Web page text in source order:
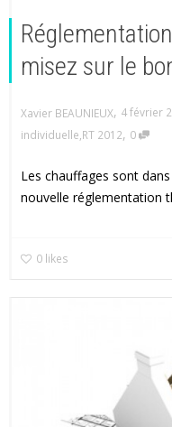
misez sur le
Xavier BEAUNIEUX, 4 février
individuelle RT 2012, 0
Les chauffages sont
nouvelle réglementation
0 likes